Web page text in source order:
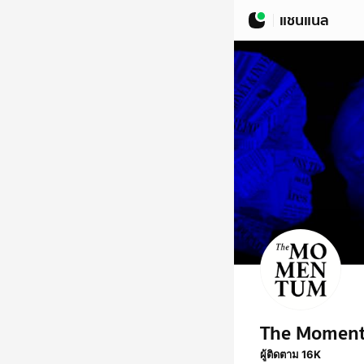
แชนแนล
The
ผู้ติดตาม 16K